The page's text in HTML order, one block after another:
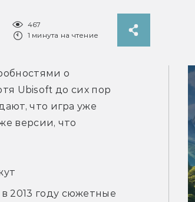
467
1 минута на чтение
о
Ubisoft до сих пор
что игра уже
версии, что
2013 году сюжетные